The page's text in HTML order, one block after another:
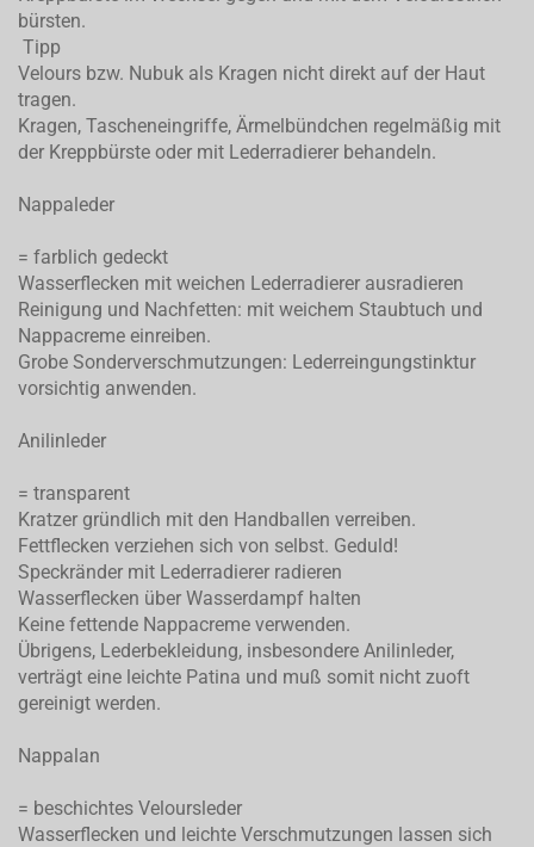
bürsten.
Tipp
Velours bzw. Nubuk als Kragen nicht direkt auf der Haut
tragen.
Kragen, Tascheneingriffe, Ärmelbündchen regelmäßig mit
der Kreppbürste oder mit Lederradierer behandeln.
Nappaleder
= farblich gedeckt
Wasserflecken mit weichen Lederradierer ausradieren
Reinigung und Nachfetten: mit weichem Staubtuch und
Nappacreme einreiben.
Grobe Sonderverschmutzungen: Lederreingungstinktur
vorsichtig anwenden.
Anilinleder
= transparent
Kratzer gründlich mit den Handballen verreiben.
Fettflecken verziehen sich von selbst. Geduld!
Speckränder mit Lederradierer radieren
Wasserflecken über Wasserdampf halten
Keine fettende Nappacreme verwenden.
Übrigens, Lederbekleidung, insbesondere Anilinleder,
verträgt eine leichte Patina und muß somit nicht zuoft
gereinigt werden.
Nappalan
= beschichtes Veloursleder
Wasserflecken und leichte Verschmutzungen lassen sich